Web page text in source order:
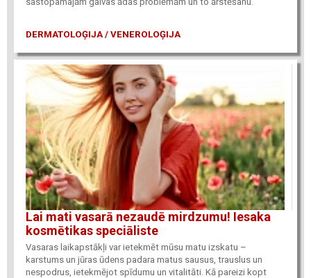
DERMATOLOĢIJA / VENEROLOĢIJA
Lai mati vasarā nezaudē mirdzumu! Iesaka
kosmētikas speciāliste
Vasaras laikapstākļi var ietekmēt mūsu matu izskatu –
karstums un jūras ūdens padara matus sausus, trauslus un
nespodrus, ietekmējot spīdumu un vitalitāti. Kā pareizi kopt